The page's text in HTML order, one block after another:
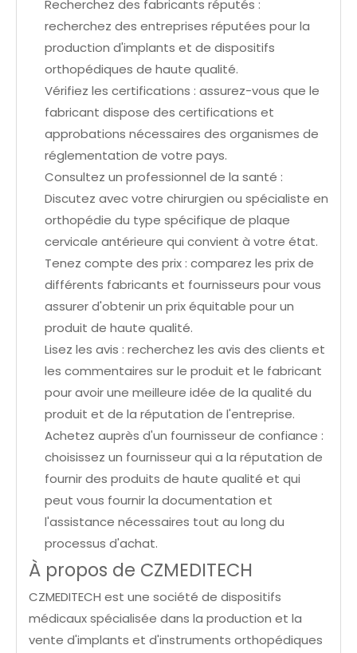
Recherchez des fabricants réputés :
recherchez des entreprises réputées pour la
production d'implants et de dispositifs
orthopédiques de haute qualité.
Vérifiez les certifications : assurez-vous que le
fabricant dispose des certifications et
approbations nécessaires des organismes de
réglementation de votre pays.
Consultez un professionnel de la santé :
Discutez avec votre chirurgien ou spécialiste en
orthopédie du type spécifique de plaque
cervicale antérieure qui convient à votre état.
Tenez compte des prix : comparez les prix de
différents fabricants et fournisseurs pour vous
assurer d'obtenir un prix équitable pour un
produit de haute qualité.
Lisez les avis : recherchez les avis des clients et
les commentaires sur le produit et le fabricant
pour avoir une meilleure idée de la qualité du
produit et de la réputation de l'entreprise.
Achetez auprès d'un fournisseur de confiance :
choisissez un fournisseur qui a la réputation de
fournir des produits de haute qualité et qui
peut vous fournir la documentation et
l'assistance nécessaires tout au long du
processus d'achat.
À propos de CZMEDITECH
CZMEDITECH est une société de dispositifs
médicaux spécialisée dans la production et la
vente d'implants et d'instruments orthopédiques